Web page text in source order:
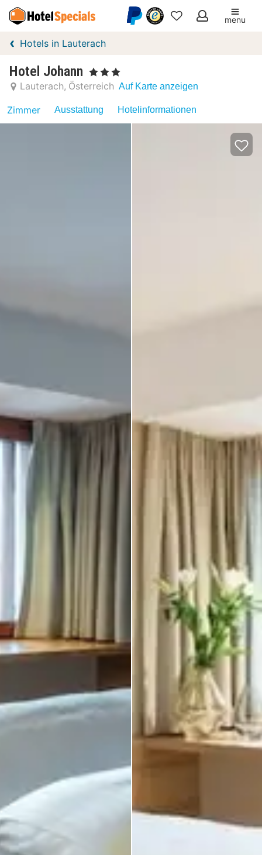
Meine
menu
Hotels in Lauterach
Hotel Johann , 3 Sterne
Lauterach Österreich Auf Karte anzeigen
Zimmer Ausstattung Hotelinformationen